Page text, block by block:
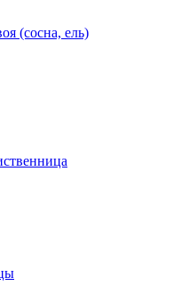
(сосна, ель)